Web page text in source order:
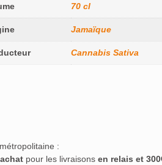
70 cl
Jamaïque
Cannabis Sativa
:
pour les livraisons en relais et